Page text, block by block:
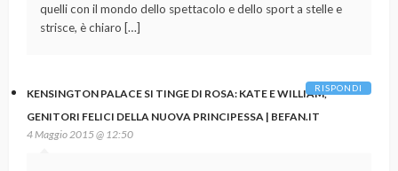
quelli con il mondo dello spettacolo e dello sport a stelle e
strisce, è chiaro […]
KENSINGTON PALACE SI TINGE DI ROSA: KATE E WILLIAM,
GENITORI FELICI DELLA NUOVA PRINCIPESSA | BEFAN.IT
4 Maggio 2015 @ 12:50
RISPONDI